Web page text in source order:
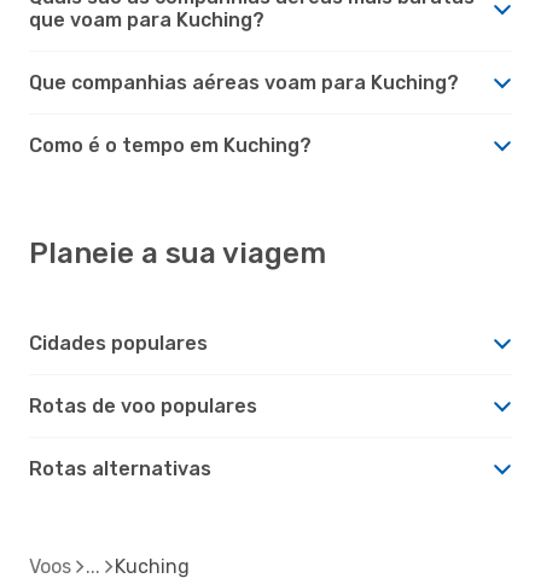
que voam para Kuching?
Que companhias aéreas voam para Kuching?
Como é o tempo em Kuching?
Planeie a sua viagem
Cidades populares
Rotas de voo populares
Rotas alternativas
Voos Kuching